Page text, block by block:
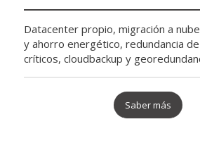
Datacenter propio, migración a
y ahorro energético, redundancia
críticos, cloudbackup y
Saber más